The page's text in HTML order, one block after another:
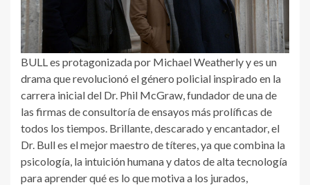
BULL es protagonizada por Michael Weatherly y es un
drama que revolucionó el género policial inspirado en la
carrera inicial del Dr. Phil McGraw, fundador de una de
las firmas de consultoría de ensayos más prolíficas de
todos los tiempos. Brillante, descarado y encantador, el
Dr. Bull es el mejor maestro de títeres, ya que combina la
psicología, la intuición humana y datos de alta tecnología
para aprender qué es lo que motiva a los jurados,